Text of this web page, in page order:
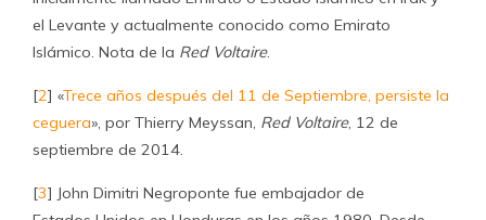
el Levante y actualmente conocido como Emirato
Islámico. Nota de la Red Voltaire.
[2] «Trece años después del 11 de Septiembre, persiste la
ceguera», por Thierry Meyssan, Red Voltaire, 12 de
septiembre de 2014.
[3] John Dimitri Negroponte fue embajador de